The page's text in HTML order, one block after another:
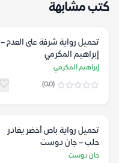
كتب مشابهة
تحميل رواية شرفة على العدم –
إبراهيم المكرمي
إبراهيم المكرمي
(0.0)
تحميل رواية باص أخضر يغادر
حلب – جان دوست
جان دوست